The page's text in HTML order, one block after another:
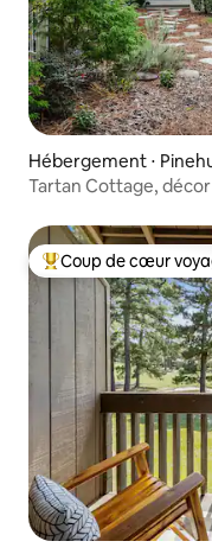
Hébergement ⋅
Tartan Cottage,
Coups de cœur
Coup de cœur